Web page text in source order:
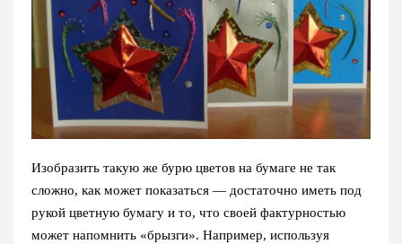
Изобразить такую же бурю цветов на бумаге не так
сложно, как может показаться — достаточно иметь под
рукой цветную бумагу и то, что своей фактурностью
может напомнить «брызги». Например, используя